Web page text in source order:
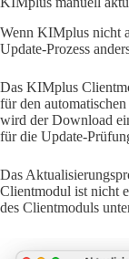
Wenn KIMplus nicht
Update-Prozess
Das KIMplus
für den
wird der Download
für die Update-
Das
Clientmodul ist nicht
des Clientmoduls